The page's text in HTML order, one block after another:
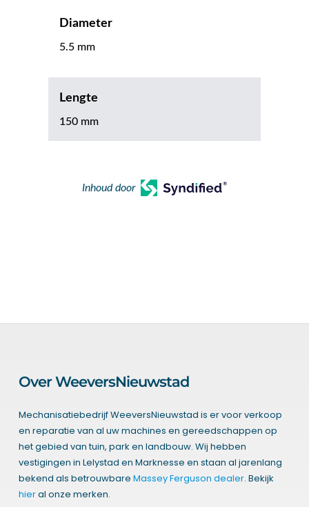
Diameter
5.5 mm
Lengte
150 mm
Inhoud door
Over WeeversNieuwstad
Mechanisatiebedrijf WeeversNieuwstad is er voor verkoop
en reparatie van al uw machines en gereedschappen op
het gebied van tuin, park en landbouw. Wij hebben
vestigingen in Lelystad en Marknesse en staan al jarenlang
bekend als betrouwbare Massey Ferguson dealer. Bekijk
hieral onze merken.